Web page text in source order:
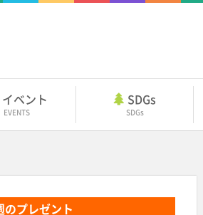
イベント
EVENTS
SDGs
SDGs
のプレゼント